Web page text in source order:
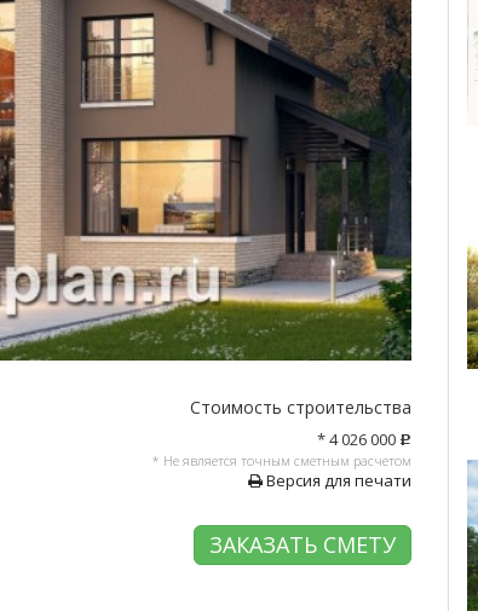
Стоимость строительства
* 4 026 000 c
* Не является точным сметным расчетом
Версия для печати
ЗАКАЗАТЬ СМЕТУ